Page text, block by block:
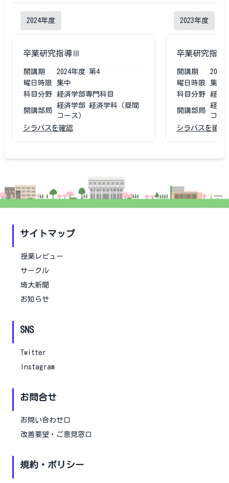
2024年度
卒業研究指導Ⅲ
開講期 2024年度 第4
曜日時限
集中
科目分野
経済学部専門科目
開講部局
経済学部 経済学科（昼間
コース）
シラバスを確認
2023年度
卒業研究指
開講期 2023
曜日時限
集中
科目分野
経済
開講部局
経済
コー
シラバスを確認
サイトマップ
授業レビュー
サークル
埼大新聞
お知らせ
SNS
Twitter
Instagram
お問合せ
お問い合わせ口
改善要望・ご意見窓口
規約・ポリシー